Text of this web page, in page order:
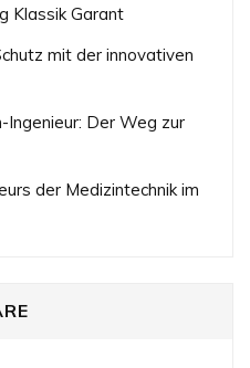
Klassik Garant
mit der innovativen
Ingenieur: Der Weg zur
der Medizintechnik im